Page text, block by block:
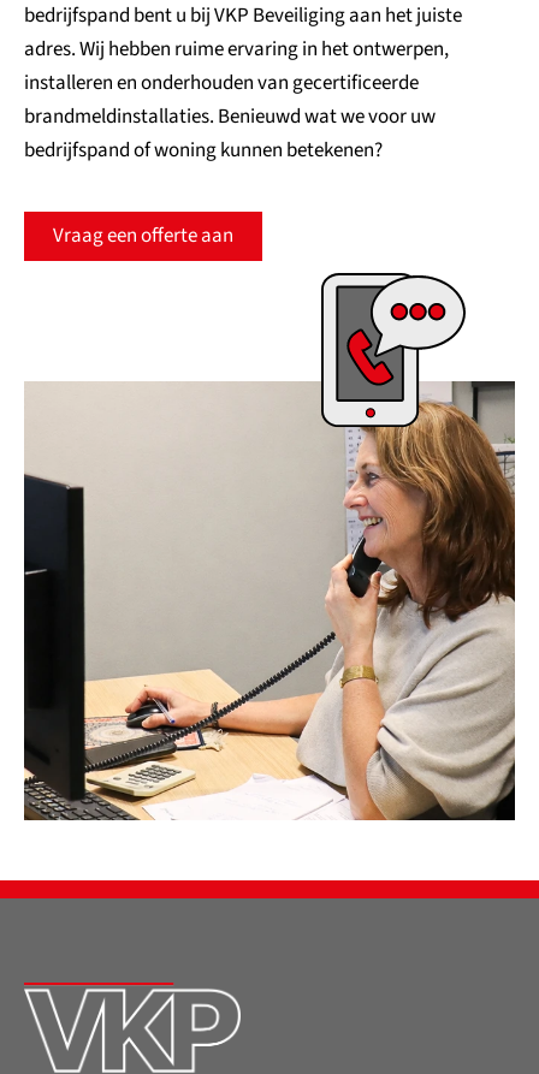
bedrijfspand bent u bij VKP Beveiliging aan het juiste
adres. Wij hebben ruime ervaring in het ontwerpen,
installeren en onderhouden van gecertificeerde
brandmeldinstallaties. Benieuwd wat we voor uw
bedrijfspand of woning kunnen betekenen?
Vraag een offerte aan